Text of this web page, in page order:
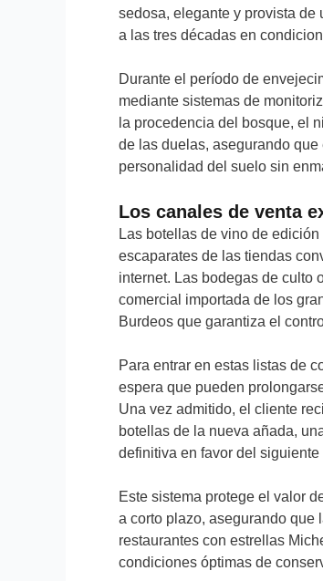
sedosa, elegante y provista
a las tres décadas en
Durante el período de
mediante sistemas de
la procedencia del bosque, el
de las duelas, asegurando
personalidad del suelo sin
Los canales de venta
Las botellas de vino de
escaparates de las tiendas
internet. Las bodegas de culto
comercial importada de los
Burdeos que garantiza el
Para entrar en estas listas de
espera que pueden
Una vez admitido, el cliente
botellas de la nueva añada,
definitiva en favor del
Este sistema protege el valor
a corto plazo, asegurando que
restaurantes con estrellas
condiciones óptimas de